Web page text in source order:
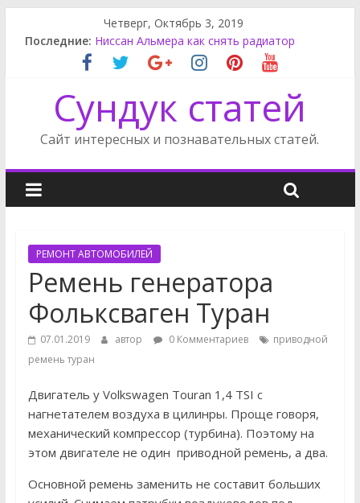
Четверг, Октябрь 3, 2019
Последние: Ниссан Альмера как снять радиатор
Замена салонного фильтра Ситроен С4
Замена салонного фильтра рено Флюенс
Как снять фару на Ниссан Альмера Классик
Как снять бампер Ниссан Альмера Классик
Сундук статей
Сайт интересных и познавательных статей.
РЕМОНТ АВТОМОБИЛЕЙ
Ремень генератора
Фольксваген Туран
07.01.2019 автор 0 Комментариев
приводной
ремень туран
Двигатель у Volkswagen Touran 1,4 TSI с
нагнетателем воздуха в цилинры. Проще говоря,
механический компрессор (турбина). Поэтому на
этом двигателе не один приводной ремень, а два.
Основной ремень заменить не составит больших